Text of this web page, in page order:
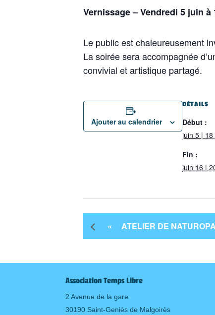
Vernissage – Vendredi 5 juin à
Le public est chaleureusement
La soirée sera accompagnée
convivial et artistique partagé.
Ajouter au calendrier
DÉTAILS
Début :
juin 5 | 18
Fin :
juin 16 |
« ATELIER DE
Association Temps Libre
2 Avenue de la gare
30190 Saint-Geniès de Malgoirès